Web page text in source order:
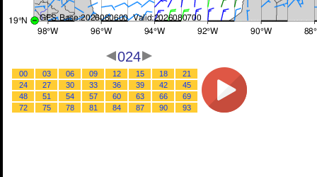
024
00 03 06 09 12 15 18
21
24
27 30 33 36 39 42
45
48
51 54 57 60 63 66
69
72
75 78 81 84 87 90 93